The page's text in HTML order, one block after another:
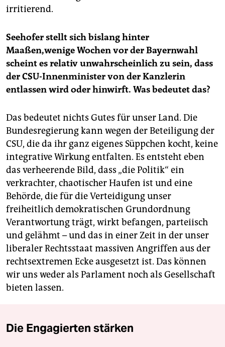
irritierend.
Seehofer stellt sich bislang hinter
Maaßen,wenige Wochen vor der Bayernwahl
scheint es relativ unwahrscheinlich zu sein, dass
der CSU-Innenminister von der Kanzlerin
entlassen wird oder hinwirft. Was bedeutet das?
Das bedeutet nichts Gutes für unser Land. Die
Bundesregierung kann wegen der Beteiligung der
CSU, die da ihr ganz eigenes Süppchen kocht, keine
integrative Wirkung entfalten. Es entsteht eben
das verheerende Bild, dass „die Politik“ ein
verkrachter, chaotischer Haufen ist und eine
Behörde, die für die Verteidigung unser
freiheitlich demokratischen Grundordnung
Verantwortung trägt, wirkt befangen, parteiisch
und gelähmt – und das in einer Zeit in der unser
liberaler Rechtsstaat massiven Angriffen aus der
rechtsextremen Ecke ausgesetzt ist. Das können
wir uns weder als Parlament noch als Gesellschaft
bieten lassen.
Die Engagierten stärken